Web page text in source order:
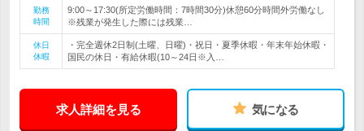
勤務
時間
9:00～17:30(所定労働時間：7時間30分)休憩60分時間外労働なし
※残業が発生した際には残業…
休日
休暇
・完全週休2日制(土曜、日曜)・祝日・夏季休暇・年末年始休暇・
国民の休日・有給休暇(10～24日※入…
求人詳細を見る 気になる